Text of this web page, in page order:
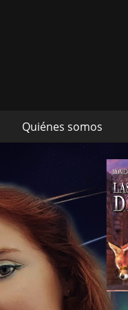
Cueto
Quiénes somos